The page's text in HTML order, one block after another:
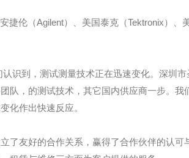
捷伦（Agilent）、美国泰克（Tektronix）、
识到，测试测量技术正在迅速变化。深圳
队，的测试技术，其它国内供应商一步。我
化作出快速反应。
了友好的合作关系，赢得了合作伙伴的认可